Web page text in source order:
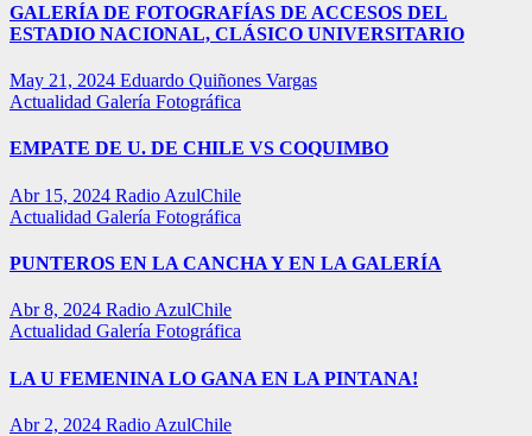
GALERÍA DE FOTOGRAFÍAS DE ACCESOS DEL
ESTADIO NACIONAL, CLÁSICO UNIVERSITARIO
May 21, 2024 Eduardo Quiñones Vargas
Actualidad Galería Fotográfica
EMPATE DE U. DE CHILE VS COQUIMBO
Abr 15, 2024 Radio AzulChile
Actualidad Galería Fotográfica
PUNTEROS EN LA CANCHA Y EN LA GALERÍA
Abr 8, 2024 Radio AzulChile
Actualidad Galería Fotográfica
LA U FEMENINA LO GANA EN LA PINTANA!
Abr 2, 2024 Radio AzulChile